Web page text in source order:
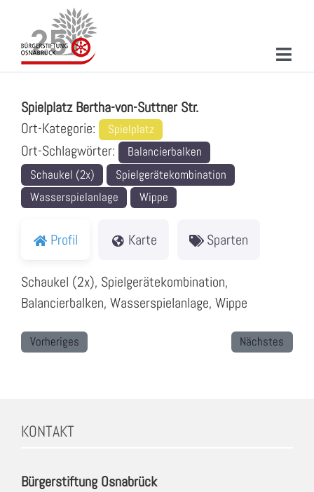
springen
PROJEKTE & AKTIONEN
NEUIGKEITEN
Spielplatz Bertha-von-Suttner Str.
Ort-Kategorie:
Spielplatz
Ort-Schlagwörter:
Balancierbalken
Schaukel (2x)
Spielgerätekombination
Wasserspielanlage
Wippe
Profil Karte Sparten
Schaukel (2x), Spielgerätekombination,
Balancierbalken, Wasserspielanlage, Wippe
Vorheriges Nächstes
KONTAKT
Bürgerstiftung Osnabrück